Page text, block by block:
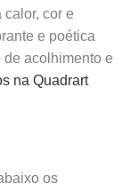
cor e
e poética
acolhimento e
na Quadrart
os